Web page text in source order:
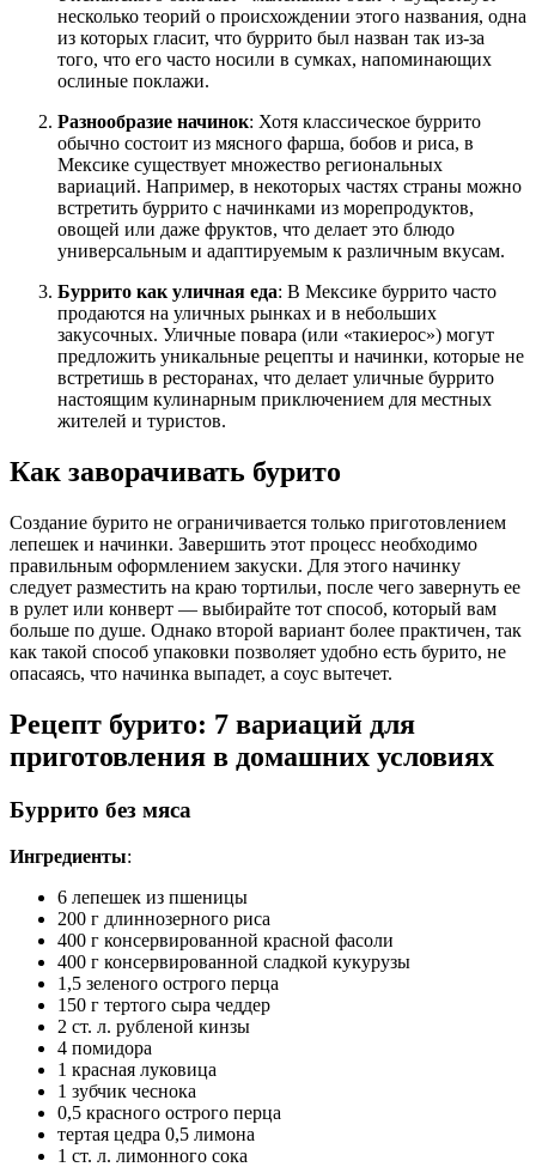
несколько теорий о происхождении этого названия, одна
из которых гласит, что буррито был назван так из-за
того, что его часто носили в сумках, напоминающих
ослиные поклажи.
Разнообразие начинок: Хотя классическое буррито
обычно состоит из мясного фарша, бобов и риса, в
Мексике существует множество региональных
вариаций. Например, в некоторых частях страны можно
встретить буррито с начинками из морепродуктов,
овощей или даже фруктов, что делает это блюдо
универсальным и адаптируемым к различным вкусам.
Буррито как уличная еда: В Мексике буррито часто
продаются на уличных рынках и в небольших
закусочных. Уличные повара (или «такиерос») могут
предложить уникальные рецепты и начинки, которые не
встретишь в ресторанах, что делает уличные буррито
настоящим кулинарным приключением для местных
жителей и туристов.
Как заворачивать бурито
Создание бурито не ограничивается только приготовлением
лепешек и начинки. Завершить этот процесс необходимо
правильным оформлением закуски. Для этого начинку
следует разместить на краю тортильи, после чего завернуть ее
в рулет или конверт — выбирайте тот способ, который вам
больше по душе. Однако второй вариант более практичен, так
как такой способ упаковки позволяет удобно есть бурито, не
опасаясь, что начинка выпадет, а соус вытечет.
Рецепт бурито: 7 вариаций для
приготовления в домашних условиях
Буррито без мяса
Ингредиенты:
6 лепешек из пшеницы
200 г длиннозерного риса
400 г консервированной красной фасоли
400 г консервированной сладкой кукурузы
1,5 зеленого острого перца
150 г тертого сыра чеддер
2 ст. л. рубленой кинзы
4 помидора
1 красная луковица
1 зубчик чеснока
0,5 красного острого перца
тертая цедра 0,5 лимона
1 ст. л. лимонного сока